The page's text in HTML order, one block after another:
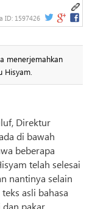
ID: 1597426
menerjemahkan
Hisyam.
Direktur
di bawah
beberapa
telah selesai
nantinya selain
asli bahasa